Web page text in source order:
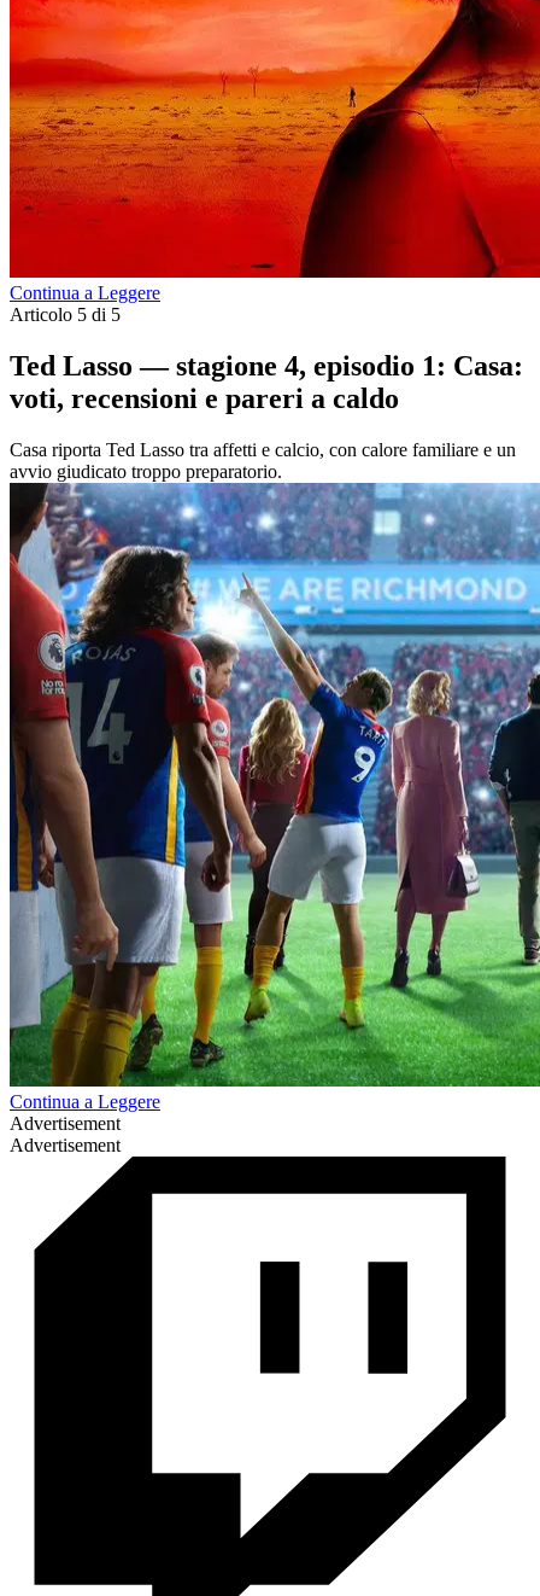
Continua a Leggere
Articolo 5 di 5
Ted Lasso — stagione 4, episodio 1: Casa:
voti, recensioni e pareri a caldo
Casa riporta Ted Lasso tra affetti e calcio, con calore familiare e un
avvio giudicato troppo preparatorio.
Continua a Leggere
Advertisement
Advertisement